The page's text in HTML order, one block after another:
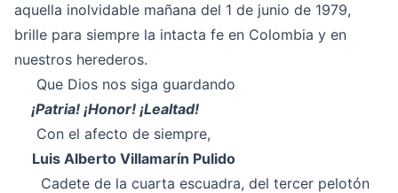
aquella inolvidable mañana del 1 de junio de 1979,
brille para siempre la intacta fe en Colombia y en
nuestros herederos.
Que Dios nos siga guardando
¡Patria! ¡Honor! ¡Lealtad!
Con el afecto de siempre,
Luis Alberto Villamarín Pulido
Cadete de la cuarta escuadra, del tercer pelotón